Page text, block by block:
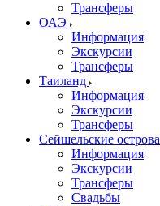
Трансферы
ОАЭ
Информация
Экскурсии
Трансферы
Таиланд
Информация
Экскурсии
Трансферы
Сейшельские острова
Информация
Экскурсии
Трансферы
Свадьбы